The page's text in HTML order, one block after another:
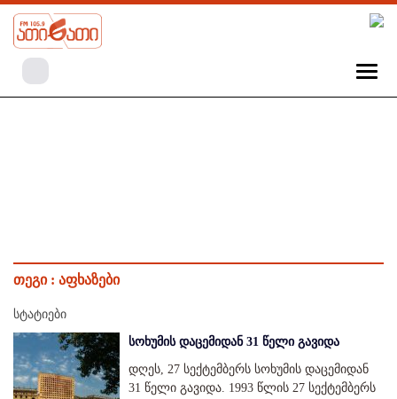
თეგი : აფხაზები
სტატიები
სოხუმის დაცემიდან 31 წელი გავიდა
დღეს, 27 სექტემბერს სოხუმის დაცემიდან
31 წელი გავიდა. 1993 წლის 27 სექტემბერს